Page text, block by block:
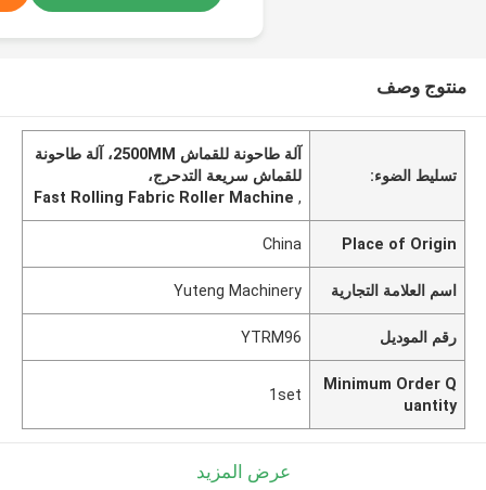
منتوج وصف
تسليط الضوء:
آلة طاحونة للقماش 2500MM، آلة طاحونة
للقماش سريعة التدحرج،
,
Fast Rolling Fabric Roller Machine
Place of Origin
China
اسم العلامة التجارية Yuteng Machinery
رقم الموديل YTRM96
Minimum Order Q
uantity
1set
عرض المزيد